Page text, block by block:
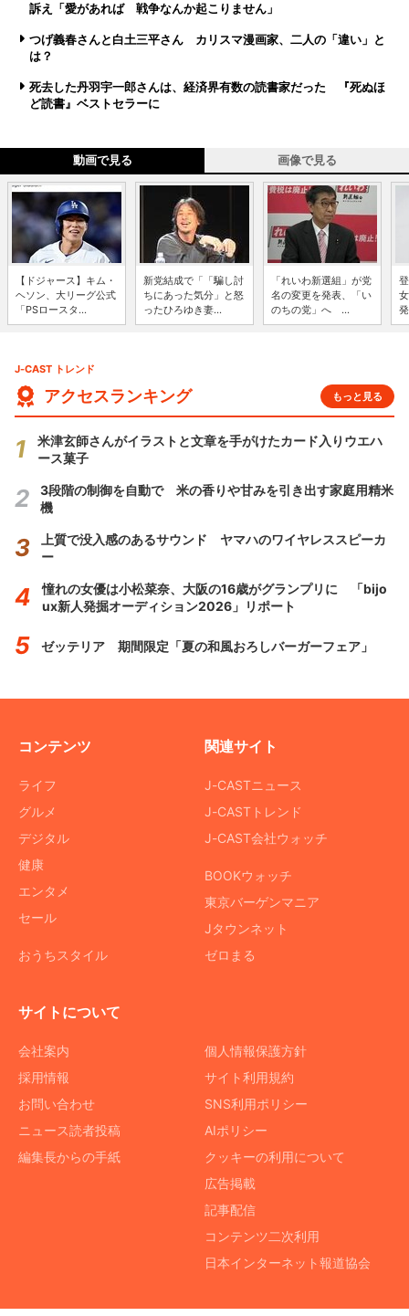
訴え「愛があれば 戦争なんか起こりません」
つげ義春さんと白土三平さん カリスマ漫画家、二人の「違い」と
は？
死去した丹羽宇一郎さんは、経済界有数の読書家だった 『死ぬほ
ど読書』ベストセラーに
動画で見る 画像で見る
【ドジャース】キム・
ヘソン、大リーグ公式
「PSロースタ...
新党結成で「「騙し討
ちにあった気分」と怒
ったひろゆき妻...
「れいわ新選組」が党
名の変更を発表、「い
のちの党」へ ...
J-CAST トレンド
アクセスランキング もっと見る
米津玄師さんがイラストと文章を手がけたカード入りウエハ
ース菓子
3段階の制御を自動で 米の香りや甘みを引き出す家庭用精米
機
上質で没入感のあるサウンド ヤマハのワイヤレススピーカ
ー
憧れの女優は小松菜奈、大阪の16歳がグランプリに 「bijo
ux新人発掘オーディション2026」リポート
ゼッテリア 期間限定「夏の和風おろしバーガーフェア」
コンテンツ
ライフ
グルメ
デジタル
健康
エンタメ
セール
おうちスタイル
関連サイト
J-CASTニュース
J-CASTトレンド
J-CAST会社ウォッチ
BOOKウォッチ
東京バーゲンマニア
Jタウンネット
ゼロまる
サイトについて
会社案内
採用情報
お問い合わせ
ニュース読者投稿
編集長からの手紙
個人情報保護方針
サイト利用規約
SNS利用ポリシー
AIポリシー
クッキーの利用について
広告掲載
記事配信
コンテンツ二次利用
日本インターネット報道協会